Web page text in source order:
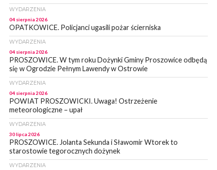
WYDARZENIA
04 sierpnia 2026
OPATKOWICE. Policjanci ugasili pożar ścierniska
WYDARZENIA
04 sierpnia 2026
PROSZOWICE. W tym roku Dożynki Gminy Proszowice odbędą
się w Ogrodzie Pełnym Lawendy w Ostrowie
WYDARZENIA
04 sierpnia 2026
POWIAT PROSZOWICKI. Uwaga! Ostrzeżenie
meteorologiczne – upał
WYDARZENIA
30 lipca 2026
PROSZOWICE. Jolanta Sekunda i Sławomir Wtorek to
starostowie tegorocznych dożynek
WYDARZENIA